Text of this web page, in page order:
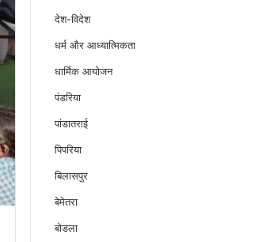
देश-विदेश
धर्म और आध्यात्मिकता
धार्मिक आयोजन
पंडरिया
पांडातराई
पिपरिया
बिलासपुर
बेमेतरा
बोडला